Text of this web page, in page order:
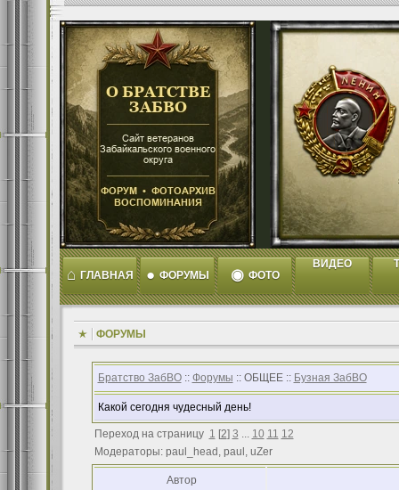
⌂ ГЛАВНАЯ ● ФОРУМЫ ◉ ФОТО
ВИДЕО
ФОРУМЫ
Братство ЗабВО:: Форумы :: ОБЩЕЕ :: Бузная ЗабВО
Какой сегодня чудесный день!
Переход на страницу 1 [2] 3 ... 10 11 12
Модераторы: paul_head, paul, uZer
Автор